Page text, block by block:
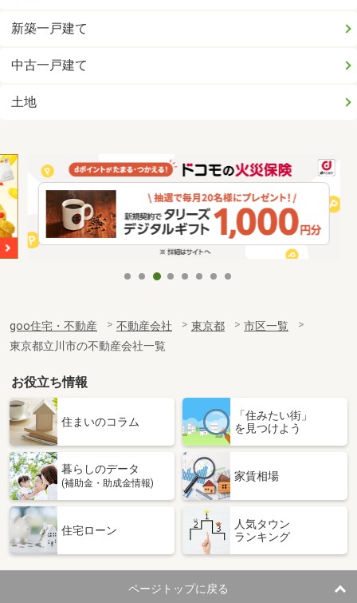
新築一戸建て
中古一戸建て
土地
goo住宅・不動産 不動産会社 東京都
市区一覧
東京都立川市の不動産会社一覧
お役立ち情報
住まいのコラム
「住みたい街」
を見つけよう
暮らしのデータ
(補助金・助成金情報)
家賃相場
住宅ローン
人気タウン
ランキング
ページトップに戻る